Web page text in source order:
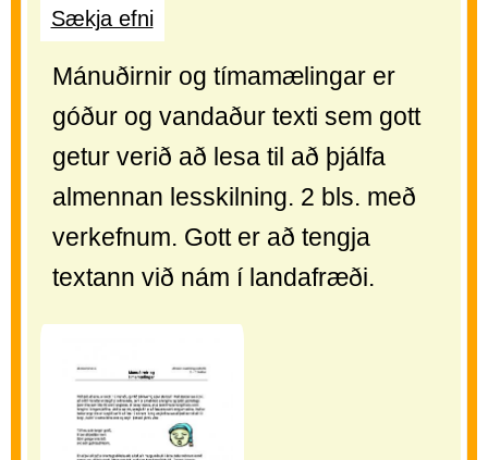
Sækja efni
Mánuðirnir og tímamælingar er
góður og vandaður texti sem gott
getur verið að lesa til að þjálfa
almennan lesskilning. 2 bls. með
verkefnum. Gott er að tengja
textann við nám í landafræði.